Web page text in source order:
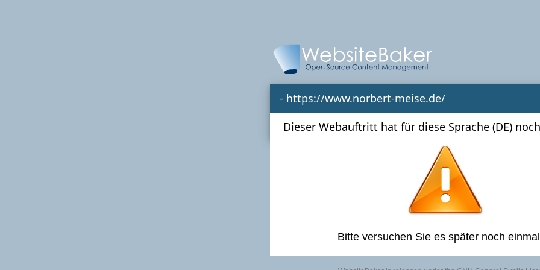
- https://www.norbert-meise.de/
Dieser Webauftritt hat für diese Sprache (DE)
Bitte versuchen Sie es später noch